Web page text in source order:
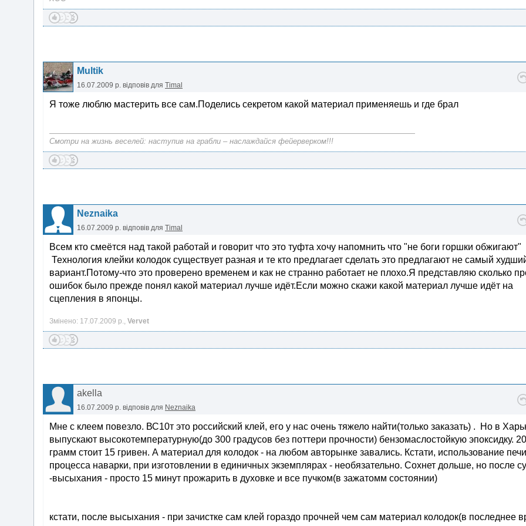
Multik
16.07.2009 р. відповів для Timal
Я тоже люблю мастерить все сам.Поделись секретом какой материал применяешь и где брал
Смотри на жизнь веселей: наступив на грабли – наслаждайся фейерверком!!!
Neznaika
16.07.2009 р. відповів для Timal
Всем кто смеётся над такой работай и говорит что это туфта хочу напомнить что "не боги горшки обжигают"
Технология клейки колодок существует разная и те кто предлагает сделать это предлагают не самый
вариант.Потому-что это проверено временем и как не странно работает не плохо.Я представляю сколько
ошибок было прежде понял какой материал лучше идёт.Если можно скажи какой материал лучше идёт на
сцепления в японцы.
Змінено: 17.07.2009 р., Vervet
akella
16.07.2009 р. відповів для Neznaika
Мне с клеем повезло. ВС10т это российский клей, его у нас очень тяжело найти(только заказать) . Но в
выпускают высокотемпературную(до 300 градусов без поттери прочности) бензомаслостойкую эпоксидку.
грамм стоит 15 гривен. А материал для колодок - на любом авторынке завались. Кстати, использование
процесса наварки, при изготовлении в единичных экземплярах - необязательно. Сохнет дольше, но после
-высыхания - просто 15 минут прожарить в духовке и все пучком(в зажатомм состоянии)
кстати, после высыхания - при зачистке сам клей гораздо прочней чем сам материал колодок(в последнее